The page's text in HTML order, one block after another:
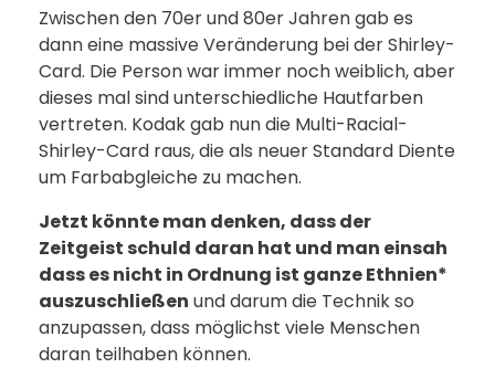
Zwischen den 70er und 80er Jahren gab es
dann eine massive Veränderung bei der Shirley-
Card. Die Person war immer noch weiblich, aber
dieses mal sind unterschiedliche Hautfarben
vertreten. Kodak gab nun die Multi-Racial-
Shirley-Card raus, die als neuer Standard Diente
um Farbabgleiche zu machen.
Jetzt könnte man denken, dass der
Zeitgeist schuld daran hat und man einsah
dass es nicht in Ordnung ist ganze Ethnien*
auszuschließen und darum die Technik so
anzupassen, dass möglichst viele Menschen
daran teilhaben können.